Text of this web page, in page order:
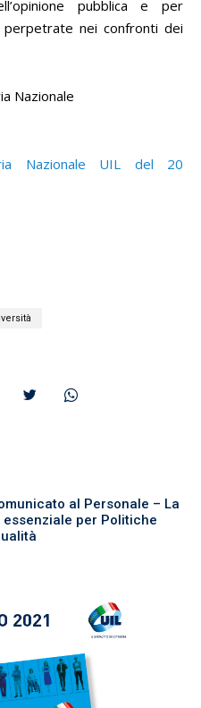
pubblica e per
perpetrate nei confronti dei
Nazionale
Nazionale UIL del 20
al Personale – La
essenziale per Politiche